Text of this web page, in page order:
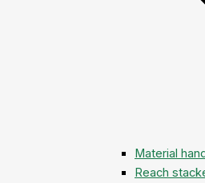
Material
Reach